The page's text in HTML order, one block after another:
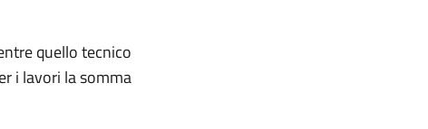
quello tecnico
i lavori la somma